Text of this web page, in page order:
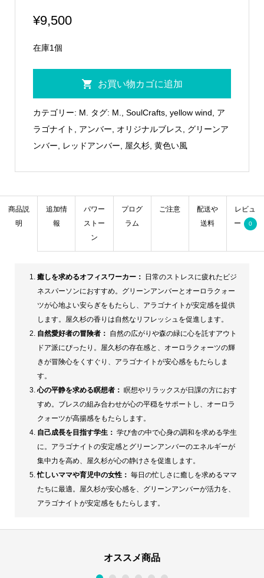
¥9,500
在庫1個
M.
～】
yellow
２
癒
し
ブ
ス
個
お買い物カゴに追加
カテゴリー: M. タグ: M. SoulCrafts, yellow wind
ア
ラゴナイト
アンバー オリジナルブレス
グリーンア
ンバー
レッドアンバー 屋久杉, 黄色い風
商品説
明
追加情
報
パワー
ストー
ン
プログ
ラム
ご注意
配送や
送料
レビュ
ー
0
癒しを求めるオフィスワーカー：
日常のストレスに疲れたビジ
ネスパーソンにおすすめ。グリーンアンバーとオーロラクォー
ツが心地よい安らぎをもたらし、アラゴナイトが安定感を提供
します。屋久杉の香りは自然なリフレッシュを促進します。
自然愛好者の冒険者： 自然の広がりや森の緑に心を託すアウト
ドア派にぴったり。屋久杉の存在感と、オーロラクォーツの輝
きが冒険心をくすぐり、アラゴナイトが安心感をもたらしま
す。
心の平静を求める瞑想者： 瞑想やリラックスが日課の方におす
すめ。ブレスの組み合わせが心の平穏をサポートし、オーロラ
クォーツが高揚感をもたらします。
自己成長を目指す学生： 学び舎の中で心身の調和を求める学生
に。アラゴナイトの安定感とグリーンアンバーのエネルギーが
集中力を高め、屋久杉が心の静けさを促進します。
忙しいママや育児中の女性： 毎日の忙しさに癒しを求めるママ
たちに最適。屋久杉が安心感を、グリーンアンバーが活力を、
アラゴナイトが安定感をもたらします。
オススメ商品